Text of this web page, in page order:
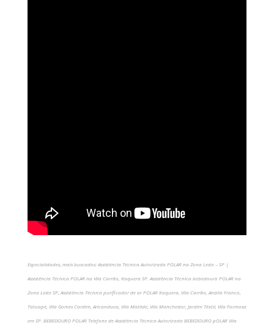
Especialidades, mais buscados: Assistência Técnica Autorizada POLAR na Zona Leste – SP |
Assistência Técnica POLAR na Vila Carrão, Itaquera SP. Assistência Técnica bebedouro POLAR na
Zona Leste SP, Assistência Técnica purificador de ar POLAR Itaquera, Vila Carrão, Anália Franco,
Tatuapé, Vila Gomes Cardim, Aricanduva, Vila Matilde, Vila Manchester, Jardim Têxtil, Vila Formosa
em SP. BEBEDOURO POLAR Telefone de Assistência Técnica Autorizada BEBEDOURO pOLAR Vila